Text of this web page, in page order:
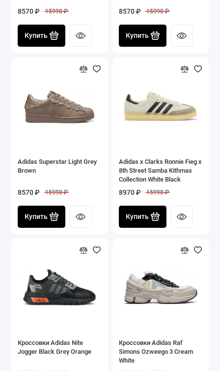
8570 ₽ 15990 ₽
Купить
8570 ₽ 15990 ₽
Купить
Adidas Superstar Light Grey
Brown
8570 ₽ 15990 ₽
Купить
Adidas x Clarks Ronnie Fieg x
8th Street Samba Kithmas
Collection White Black
8970 ₽ 15990 ₽
Купить
Кроссовки Adidas Nite
Jogger Black Grey Orange
Кроссовки Adidas Raf
Simons Ozweego 3 Cream
White